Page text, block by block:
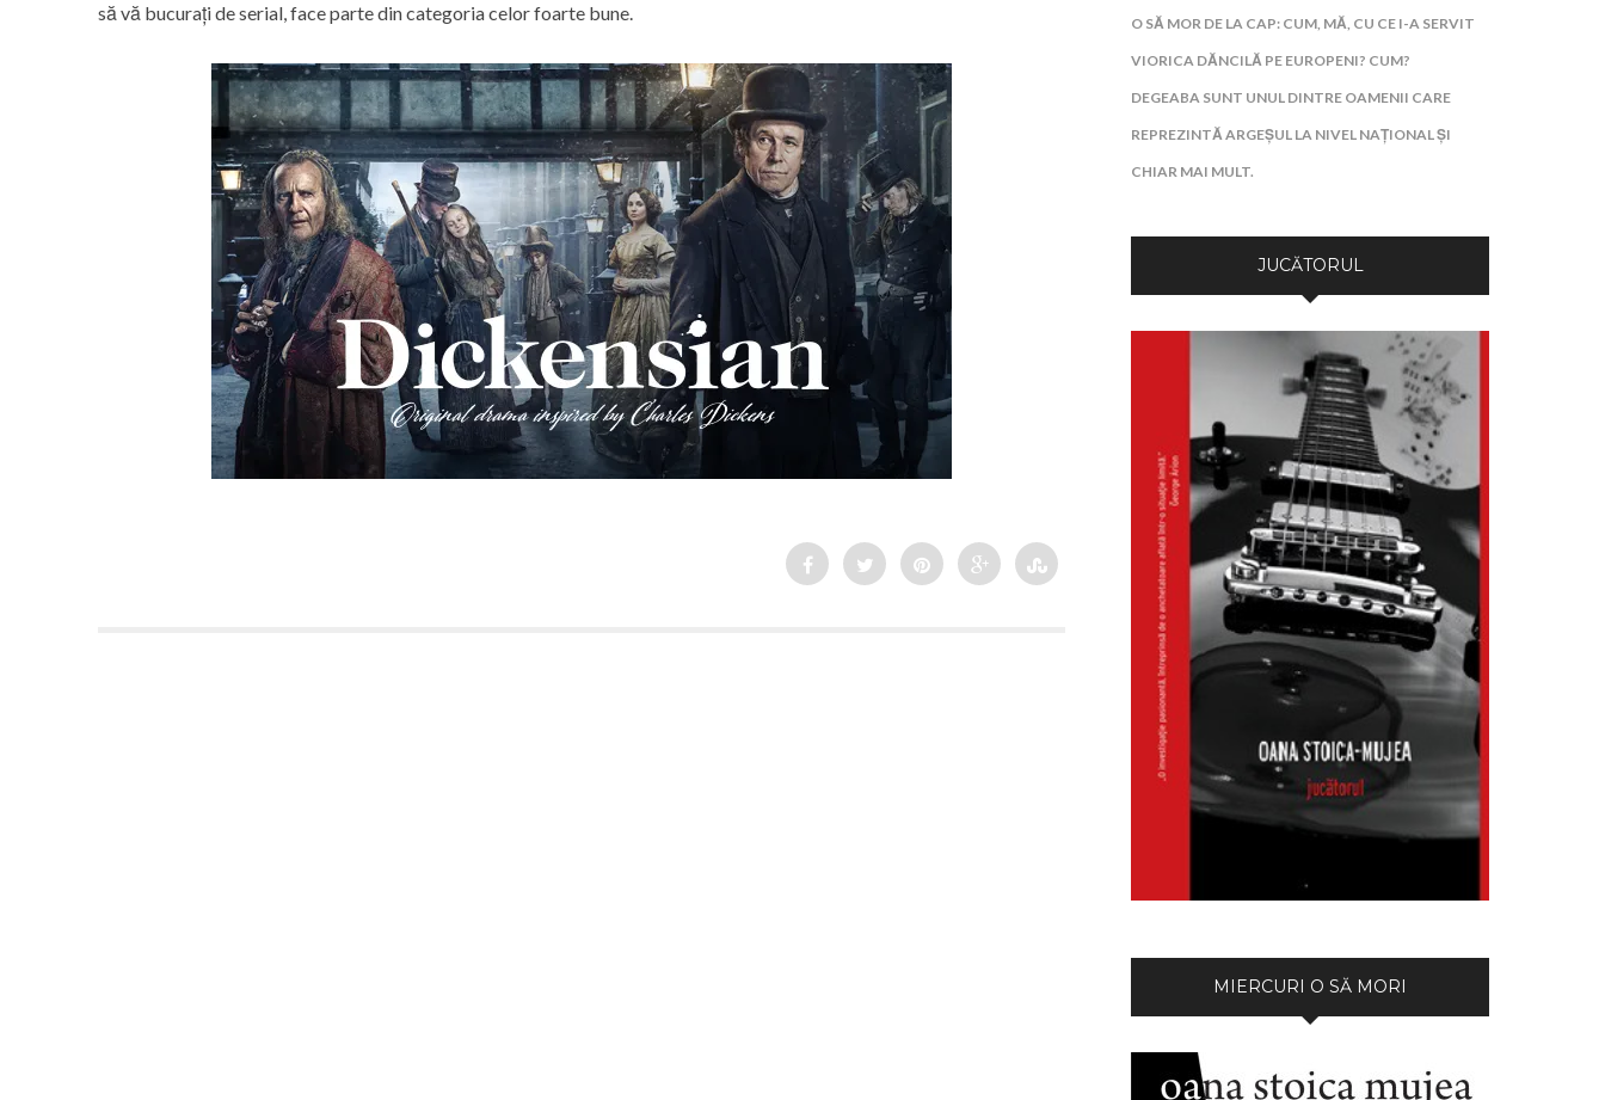
să vă bucurați de serial, face parte din categoria celor foarte bune.
O SĂ MOR DE LA CAP: CUM, MĂ, CU CE I-A SERVIT
VIORICA DĂNCILĂ PE EUROPENI? CUM?
DEGEABA SUNT UNUL DINTRE OAMENII CARE
REPREZINTĂ ARGEȘUL LA NIVEL NAȚIONAL ȘI
CHIAR MAI MULT.
JUCĂTORUL
MIERCURI O SĂ MORI